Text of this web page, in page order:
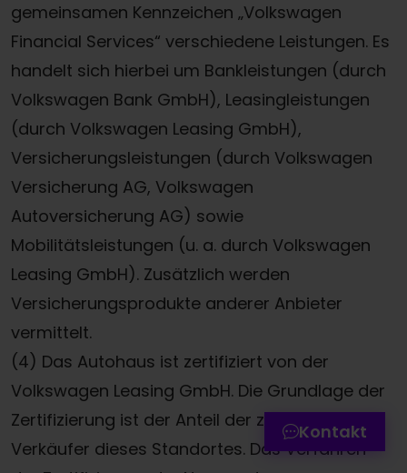
gemeinsamen Kennzeichen „Volkswagen
Financial Services“ verschiedene Leistungen. Es
handelt sich hierbei um Bankleistungen (durch
Volkswagen Bank GmbH), Leasingleistungen
(durch Volkswagen Leasing GmbH),
Versicherungsleistungen (durch Volkswagen
Versicherung AG, Volkswagen
Autoversicherung AG) sowie
Mobilitätsleistungen (u. a. durch Volkswagen
Leasing GmbH). Zusätzlich werden
Versicherungsprodukte anderer Anbieter
vermittelt.
(4) Das Autohaus ist zertifiziert von der
Volkswagen Leasing GmbH. Die Grundlage der
Zertifizierung ist der Anteil der zertifizierten
Verkäufer dieses Standortes. Das Verfahren
Kontakt
Termin online buchen
Ansprechpartner
Zum Kontaktformular
Werkstatttermin-Hotline